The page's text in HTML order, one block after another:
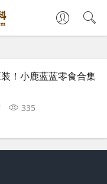
！小鹿蓝蓝零食合集
335